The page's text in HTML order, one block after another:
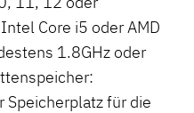
Core i5 oder AMD
1.8GHz oder
Speicherplatz für die